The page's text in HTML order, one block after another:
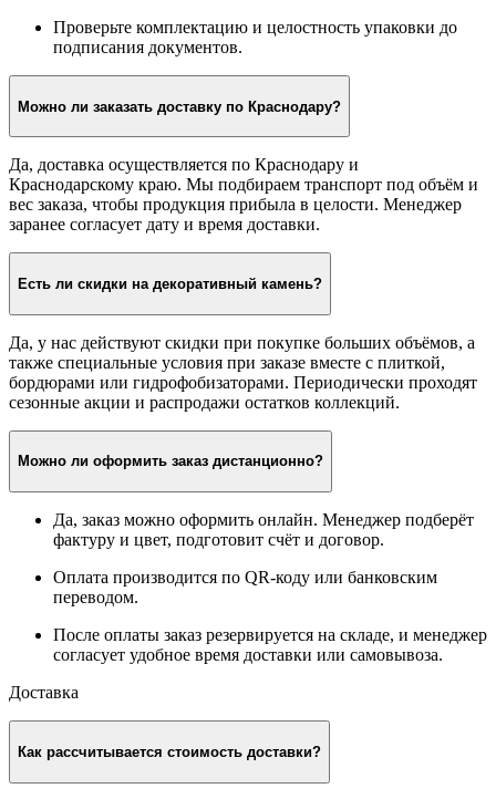
Проверьте комплектацию и целостность упаковки до
подписания документов.
Можно ли заказать доставку по Краснодару?
Да, доставка осуществляется по Краснодару и
Краснодарскому краю. Мы подбираем транспорт под объём и
вес заказа, чтобы продукция прибыла в целости. Менеджер
заранее согласует дату и время доставки.
Есть ли скидки на декоративный камень?
Да, у нас действуют скидки при покупке больших объёмов, а
также специальные условия при заказе вместе с плиткой,
бордюрами или гидрофобизаторами. Периодически проходят
сезонные акции и распродажи остатков коллекций.
Можно ли оформить заказ дистанционно?
Да, заказ можно оформить онлайн. Менеджер подберёт
фактуру и цвет, подготовит счёт и договор.
Оплата производится по QR-коду или банковским
переводом.
После оплаты заказ резервируется на складе, и менеджер
согласует удобное время доставки или самовывоза.
Доставка
Как рассчитывается стоимость доставки?